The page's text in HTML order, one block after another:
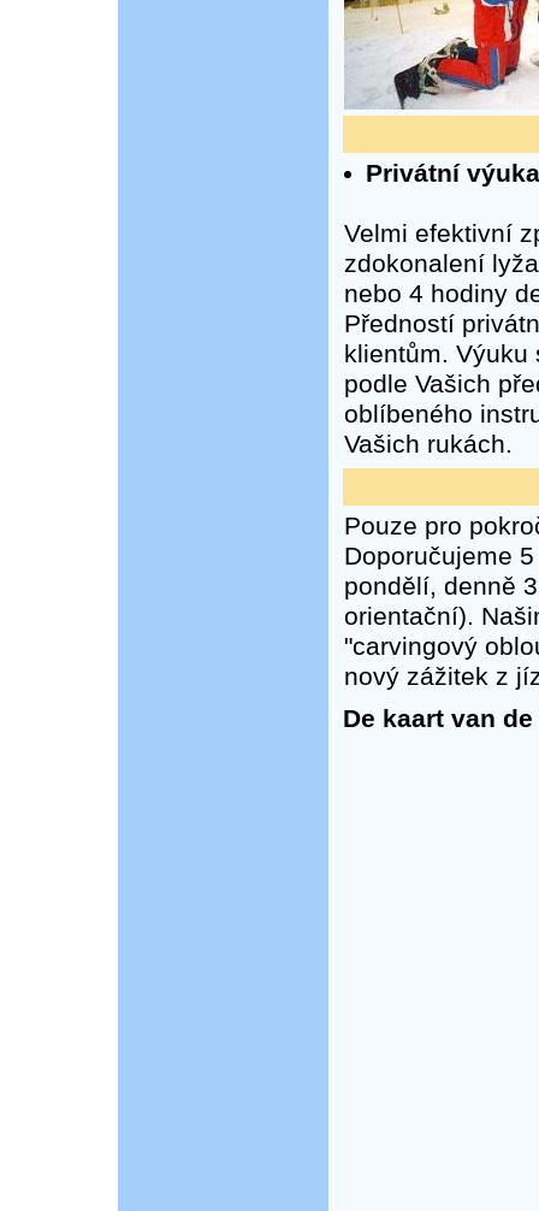
Privátní
Velmi efektivní
zdokonalení
nebo 4 hodiny
Předností
klientům. Výuku
podle Vašich
oblíbeného
Vašich rukách.
Pouze pro
Doporučujeme
pondělí, denně
orientační).
"carvingový
nový zážitek z
De kaart van